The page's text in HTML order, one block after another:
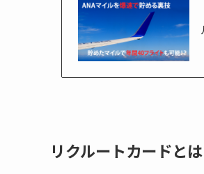
リクルートカードとは